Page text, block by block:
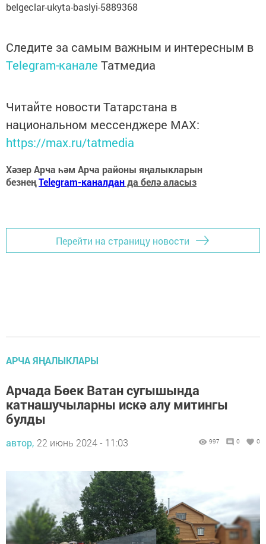
belgeclar-ukyta-baslyi-5889368
Следите за самым важным и интересным в
Telegram-канале Татмедиа
Читайте новости Татарстана в
национальном мессенджере MАХ:
https://max.ru/tatmedia
Хәзер Арча һәм Арча районы яңалыкларын
безнеңTelegram-каналданда белә аласыз
Перейти на страницу новости
АРЧА ЯҢАЛЫКЛАРЫ
Арчада Бөек Ватан сугышында
катнашучыларны искә алу митингы
булды
автор, 22 июнь 2024 - 11:03 997 0 0